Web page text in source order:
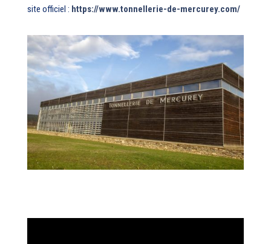
site officiel : https://www.tonnellerie-de-mercurey.com/